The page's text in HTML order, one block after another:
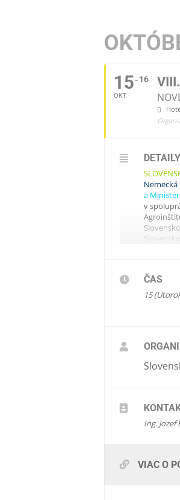
15
OKT
16
a
v
Vás
ČAS
15
Ing. Jozef
VIAC O